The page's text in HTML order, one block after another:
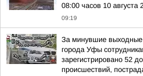
08:00 часов 10 августа
09:19
За минувшие выходные
города Уфы
зарегистрировано 52
происшествий,